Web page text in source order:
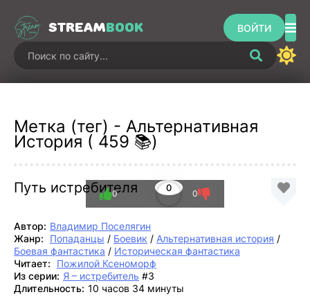
STREAMBOOK ВОЙТИ
Метка (тег) - Альтернативная
История ( 459 📚)
Путь истребителя 0
0 0
Автор: Владимир Поселягин
Жанр:
Попаданцы / Боевик / Альтернативная история /
Боевая фантастика / Историческая фантастика
Читает:
Пожилой Ксеноморф
Из серии: Я – истребитель #3
Длительность: 10 часов 34 минуты